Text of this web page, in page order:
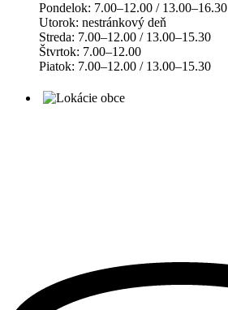
Pondelok: 7.00–12.00 / 13.00–16.30
Utorok: nestránkový deň
Streda: 7.00–12.00 / 13.00–15.30
Štvrtok: 7.00–12.00
Piatok: 7.00–12.00 / 13.00–15.30